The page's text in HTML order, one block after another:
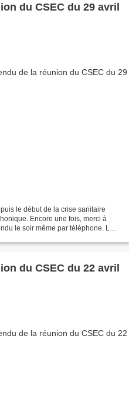
du CSEC du 29 avril
le début de la crise sanitaire
Encore une fois, merci à
le soir même par téléphone. La
du CSEC du 22 avril